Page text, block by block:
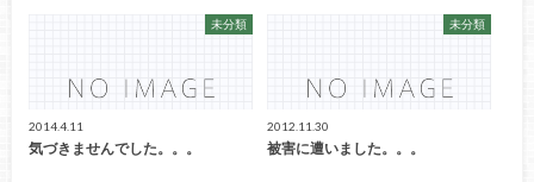
未分類
2014.4.11
気づきませんでした。。。
未分類
2012.11.30
被害に遭いました。。。